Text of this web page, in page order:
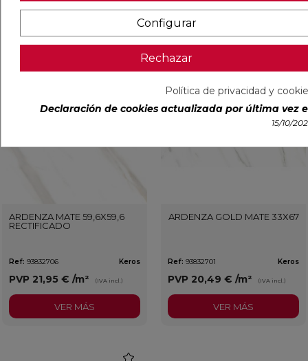
ARDENZA MATE 59,6X59,6
RECTIFICADO
Ref: 93832706 Keros
PVP 21,95 € /m² (IVA incl.)
favorite
VER MÁS
ARDENZA GOLD MATE 33X67
Ref: 93832701 Keros
PVP 20,49 € /m² (IVA incl.)
VER MÁS
Configurar
Rechazar
Política de privacidad y
Declaración de cookies actualizada por última vez
15/10/